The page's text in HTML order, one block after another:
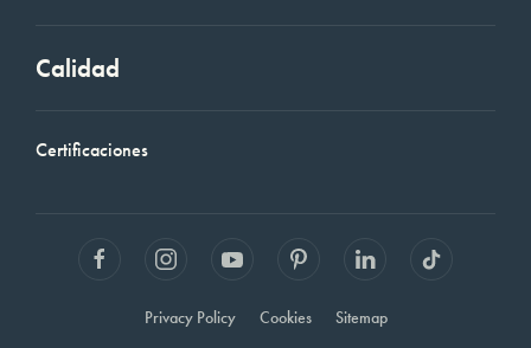
Calidad
Certificaciones
Privacy Policy Cookies Sitemap